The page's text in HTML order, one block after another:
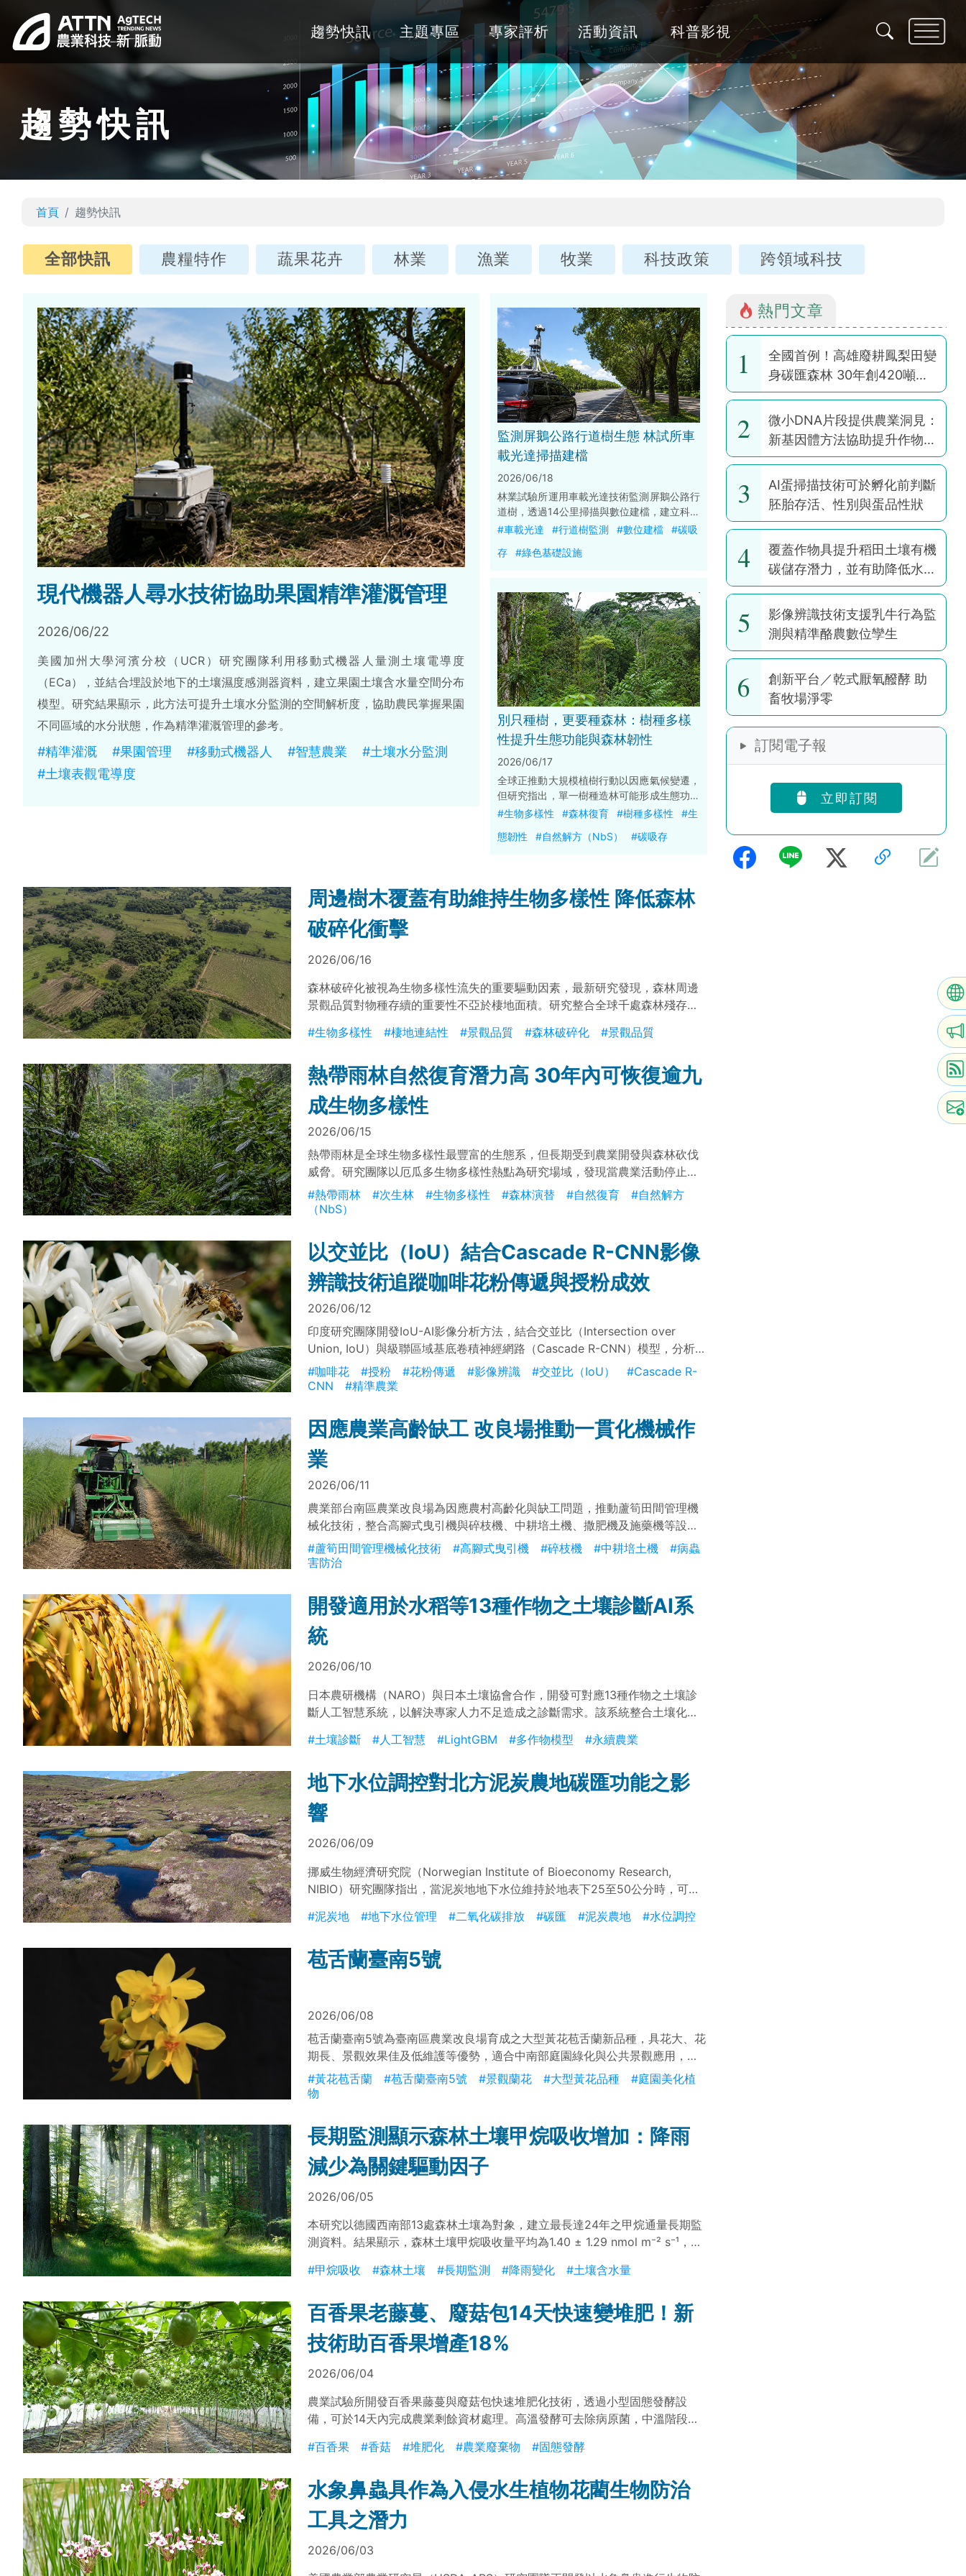
趨勢快訊 主題專區 專家評析 活動資訊 科普影視
趨勢快訊
首頁 趨勢快訊
全部快訊 農糧特作 蔬果花卉 林業 漁業 牧業 科技政策 跨領域科技
現代機器人尋水技術協助果園精準灌溉管理
2026/06/22
美國加州大學河濱分校（UCR）研究團隊利用移動式機器人量測土壤電導度
（ECa），並結合埋設於地下的土壤濕度感測器資料，建立果園土壤含水量空間分布
模型。研究結果顯示，此方法可提升土壤水分監測的空間解析度，協助農民掌握果園
不同區域的水分狀態，作為精準灌溉管理的參考。
#精準灌溉 #果園管理 #移動式機器人 #智慧農業
#土壤水分監測
#土壤表觀電導度
監測屏鵝公路行道樹生態 林試所車
載光達掃描建檔
2026/06/18
林業試驗所運用車載光達技術監測屏鵝公路行
道樹，透過14公里掃描與數位建檔，建立科學
化生長資料庫。研究顯示車載光達具備高精度
構，協助掌握樹木生長、碳吸存效益與健康狀
#車載光達 #行道樹監測 #數位建檔
#碳吸
存
#綠色基礎設施
別只種樹，更要種森林：樹種多樣
性提升生態功能與森林韌性
2026/06/17
全球正推動大規模植樹行動以因應氣候變遷，
但研究指出，單一樹種造林可能形成生態功能
有限且抗逆性較低的森林。美國研究團隊透過
物多樣性、碳儲存能力與生態韌性。
#生物多樣性 #森林復育 #樹種多樣性
#生
態韌性
#自然解方（NbS） #碳吸存
周邊樹木覆蓋有助維持生物多樣性 降低森林
破碎化衝擊
2026/06/16
森林破碎化被視為生物多樣性流失的重要驅動因素，最新研究發現，森林周邊
景觀品質對物種存續的重要性不亞於棲地面積。研究整合全球千處森林殘存棲
面積森林碎片中的效益最為明顯。
#生物多樣性 #棲地連結性 #景觀品質 #森林破碎化 #景觀品質
熱帶雨林自然復育潛力高 30年內可恢復逾九
成生物多樣性
2026/06/15
熱帶雨林是全球生物多樣性最豐富的生態系，但長期受到農業開發與森林砍伐
威脅。研究團隊以厄瓜多生物多樣性熱點為研究場域，發現當農業活動停止且
鄰近原始森林仍存在時，次生林可於約30年內恢復超過九成的物種豐富度與個
體豐度，展現熱帶雨林高度的自然復育潛力。
#熱帶雨林 #次生林 #生物多樣性 #森林演替 #自然復育
#自然解方
（NbS）
以交並比（IoU）結合Cascade R-CNN影像
辨識技術追蹤咖啡花粉傳遞與授粉成效
2026/06/12
印度研究團隊開發IoU-AI影像分析方法，結合交並比（Intersection over
Union, IoU）與級聯區域基底卷積神經網路（Cascade R-CNN）模型，分析
咖啡花的花粉傳遞與授粉成功狀態，以協助更精準掌握咖啡開花期與授粉效
率。
#咖啡花 #授粉 #花粉傳遞 #影像辨識 #交並比（IoU）
#Cascade R-
CNN
#精準農業
因應農業高齡缺工 改良場推動一貫化機械作
業
2026/06/11
農業部台南區農業改良場為因應農村高齡化與缺工問題，推動蘆筍田間管理機
械化技術，整合高腳式曳引機與碎枝機、中耕培土機、撒肥機及施藥機等設
備，建立一貫化省工管理模式。該技術可應用於母莖更新、肥培管理及病蟲害
防治等作業，減少人力需求，提升作業效率與管理一致性，協助蘆筍產業朝省
#蘆筍田間管理機械化技術 #高腳式曳引機 #碎枝機 #中耕培土機
#病蟲
害防治
開發適用於水稻等13種作物之土壤診斷AI系
統
2026/06/10
日本農研機構（NARO）與日本土壤協會合作，開發可對應13種作物之土壤診
斷人工智慧系統，以解決專家人力不足造成之診斷需求。該系統整合土壤化學
善建議生成。驗證結果顯示，於13種作物中與專家判斷一致率達90%以上，可
#土壤診斷 #人工智慧 #LightGBM #多作物模型 #永續農業
地下水位調控對北方泥炭農地碳匯功能之影
響
2026/06/09
挪威生物經濟研究院（Norwegian Institute of Bioeconomy Research,
NIBIO）研究團隊指出，當泥炭地地下水位維持於地表下25至50公分時，可有
由碳排放源轉為淨吸收二氧化碳之碳匯。研究顯示，透過地下水位管理與耕作
#泥炭地 #地下水位管理 #二氧化碳排放 #碳匯 #泥炭農地 #水位調控
苞舌蘭臺南5號
2026/06/08
苞舌蘭臺南5號為臺南區農業改良場育成之大型黃花苞舌蘭新品種，具花大、花
期長、景觀效果佳及低維護等優勢，適合中南部庭園綠化與公共景觀應用，兼
具觀賞價值與市場推廣潛力。
#黃花苞舌蘭 #苞舌蘭臺南5號 #景觀蘭花 #大型黃花品種
#庭園美化植
物
長期監測顯示森林土壤甲烷吸收增加：降雨
減少為關鍵驅動因子
2026/06/05
本研究以德國西南部13處森林土壤為對象，建立最長達24年之甲烷通量長期監
測資料。結果顯示，森林土壤甲烷吸收量平均為1.40 ± 1.29 nmol m⁻² s⁻¹，且
氣體擴散能力，促進甲烷進入土壤並被氧化，為影響甲烷吸收變化的關鍵驅動
#甲烷吸收 #森林土壤 #長期監測 #降雨變化 #土壤含水量
百香果老藤蔓、廢菇包14天快速變堆肥！新
技術助百香果增產18%
2026/06/04
農業試驗所開發百香果藤蔓與廢菇包快速堆肥化技術，透過小型固態發酵設
備，可於14天內完成農業剩餘資材處理。高溫發酵可去除病原菌，中溫階段有
香果產量18%，並促進農業廢棄物循環利用與永續發展。
#百香果 #香菇 #堆肥化 #農業廢棄物 #固態發酵
水象鼻蟲具作為入侵水生植物花藺生物防治
工具之潛力
2026/06/03
熱門文章
1
全國首例！高雄廢耕鳳梨田變
身碳匯森林 30年創420噸碳
權
2
微小DNA片段提供農業洞見：
新基因體方法協助提升作物韌
性
3
AI蛋掃描技術可於孵化前判斷
胚胎存活、性別與蛋品性狀
4
覆蓋作物具提升稻田土壤有機
碳儲存潛力，並有助降低水稻
耕作全球暖化潛勢
5
影像辨識技術支援乳牛行為監
測與精準酪農數位孿生
6
創新平台／乾式厭氧醱酵 助
畜牧場淨零
訂閱電子報
立即訂閱